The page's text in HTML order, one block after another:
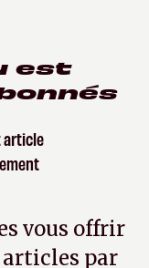
est
article
vous offrir
articles par